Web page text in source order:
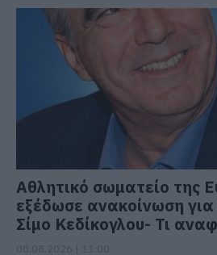
Αθλητικό σωματείο της
εξέδωσε ανακοίνωση
Σίμο Κεδίκογλου- Τι